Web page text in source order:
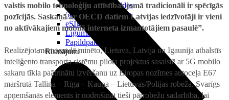
Jautājumi un atbildes
5G pārklājuma karte
eSIM tehnoloģija
Līgumi un noteikumi
Papildpakalpojumi
Risinājumi
valstis mobilo tehnoloģiju attīstības jomā tradicionāli ir spēcīgās
pozīcijās. Saskaņā ar OECD datiem Latvijas iedzīvotāji ir vieni
no aktīvākajiem mobilā interneta izmantotājiem pasaulē”.
Realizējot memorandā minēto, Lietuva, Latvija un Igaunija atbalstīs
inteliģento transporta sistēmu pilota projektus sasaistē ar 5G mobilo
sakaru tīkla paātrinātu izvēršanu uz Eiropas nozīmes autoceļa E67
maršrutā Tallina – Rīga – Kauņa – Lietuvas/Polijas robeža. Svarīgs
apņemšanās elements ir nodrošināt tieši pārrobežu sadarbība, lai